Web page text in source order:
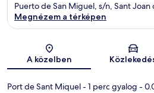
Térkép
Puerto de San Miguel, s/n, Sant Joan
Megnézem a térképen
A közelben
Port de Sant Miquel- 1 perc gyalog -